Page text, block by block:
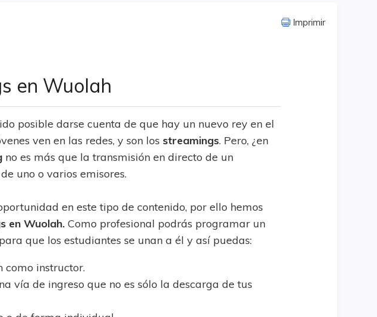
Imprimir
en Wuolah
posible darse cuenta de que hay un nuevo rey en el
ven en las redes, y son los streamings. Pero, ¿en
no es más que la transmisión en directo de un
uno o varios emisores.
en este tipo de contenido, por ello hemos
en Wuolah. Como profesional podrás programar un
que los estudiantes se unan a él y así puedas:
como instructor.
vía de ingreso que no es sólo la descarga de tus